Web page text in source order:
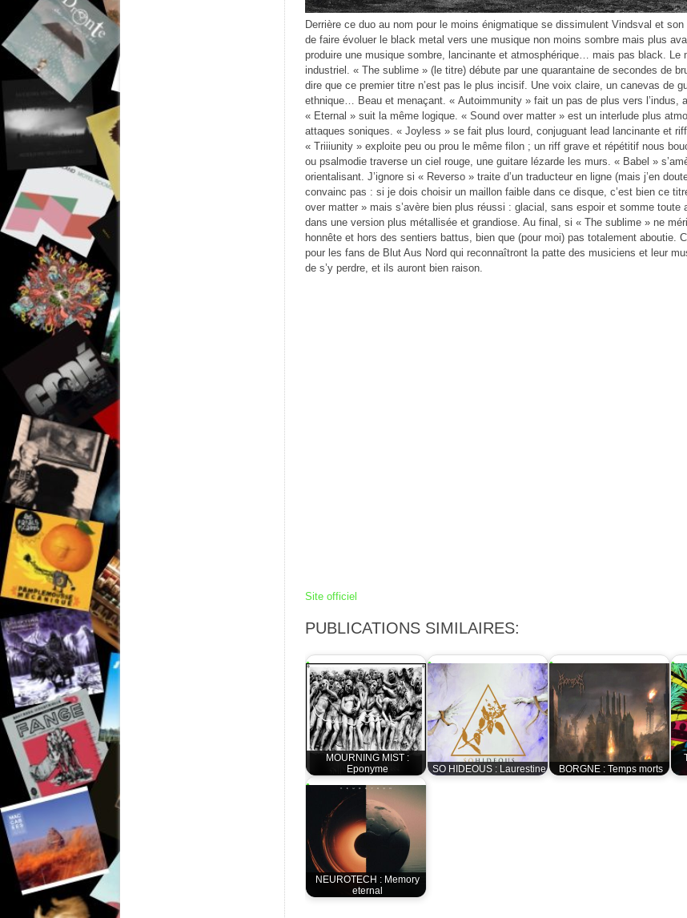
Derrière ce duo au nom pour le moins énigmatique se dissimulent Vindsval et
de faire évoluer le black metal vers une musique non moins sombre mais plus
produire une musique sombre, lancinante et atmosphérique… mais pas black. Le
industriel. « The sublime » (le titre) débute par une quarantaine de secondes de
dire que ce premier titre n’est pas le plus incisif. Une voix claire, un canevas de
ethnique… Beau et menaçant. « Autoimmunity » fait un pas de plus vers l’indus,
« Eternal » suit la même logique. « Sound over matter » est un interlude plus
attaques soniques. « Joyless » se fait plus lourd, conjuguant lead lancinante et
« Triiiunity » exploite peu ou prou le même filon ; un riff grave et répétitif nous
ou psalmodie traverse un ciel rouge, une guitare lézarde les murs. « Babel »
orientalisant. J’ignore si « Reverso » traite d’un traducteur en ligne (mais j’en
convainc pas : si je dois choisir un maillon faible dans ce disque, c’est bien ce
over matter » mais s’avère bien plus réussi : glacial, sans espoir et somme
dans une version plus métallisée et grandiose. Au final, si « The sublime » ne
honnête et hors des sentiers battus, bien que (pour moi) pas totalement aboutie.
pour les fans de Blut Aus Nord qui reconnaîtront la patte des musiciens et leur
de s’y perdre, et ils auront bien raison.
Site officiel
PUBLICATIONS SIMILAIRES:
MOURNING MIST :
Eponyme
SO HIDEOUS : Laurestine BORGNE : Temps morts
NEUROTECH : Memory
eternal